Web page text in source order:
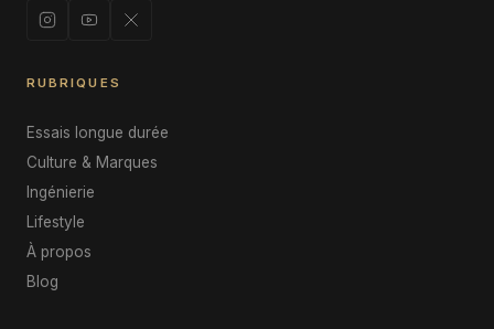
RUBRIQUES
Essais longue durée
Culture & Marques
Ingénierie
Lifestyle
À propos
Blog